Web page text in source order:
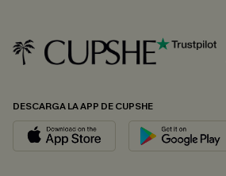
DESCARGA LA APP DE CUPSHE